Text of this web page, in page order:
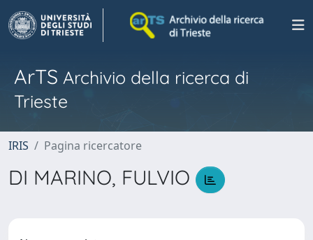
ArTS Archivio della ricerca di
Trieste
IRIS Pagina ricercatore
DI MARINO, FULVIO